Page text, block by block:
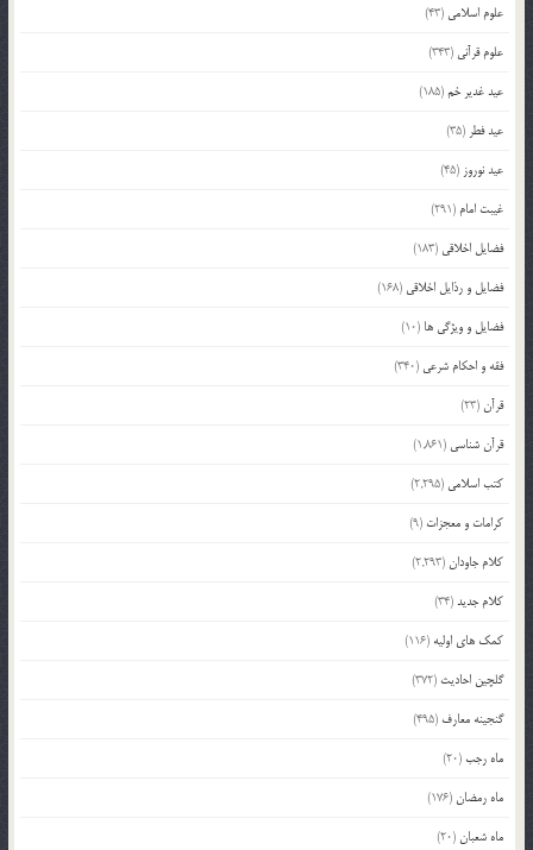
علوم اسلامی (43)
علوم قرآنی (343)
عید غدیر خم(185)
عید فطر (35)
عید نوروز (45)
غیبت امام (291)
فضایل اخلاقی (183)
فضایل و رذایل اخلاقی (168)
فضایل و ویژگی ها (10)
فقه و احکام شرعی (340)
قرآن(23)
قرآن شناسی (1,861)
کتب اسلامی (2,295)
کرامات و معجزات (9)
کلام جاودان(2,293)
کلام جدید(34)
کمک های اولیه (116)
گلچین احادیث (372)
گنجینه معارف (495)
ماه رجب(20)
ماه رمضان(176)
ماه شعبان(20)